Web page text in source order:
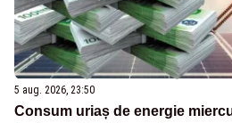
5 aug. 2026, 23:50
Consum uriaș de energie